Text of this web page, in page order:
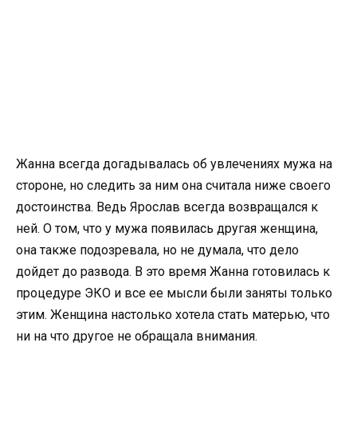
Жанна всегда догадывалась об увлечениях мужа на
стороне, но следить за ним она считала ниже своего
достоинства. Ведь Ярослав всегда возвращался к
ней. О том, что у мужа появилась другая женщина,
она также подозревала, но не думала, что дело
дойдет до развода. В это время Жанна готовилась к
процедуре ЭКО и все ее мысли были заняты только
этим. Женщина настолько хотела стать матерью, что
ни на что другое не обращала внимания.